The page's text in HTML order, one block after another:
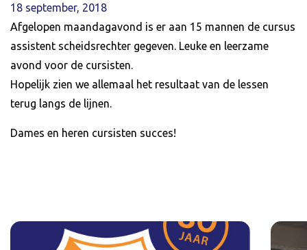
18 september, 2018
Afgelopen maandagavond is er aan 15 mannen de cursus
assistent scheidsrechter gegeven. Leuke en leerzame
avond voor de cursisten.
Hopelijk zien we allemaal het resultaat van de lessen
terug langs de lijnen.
Dames en heren cursisten succes!